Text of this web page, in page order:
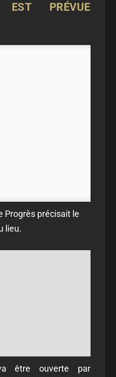
EST PRÉVUE
Progrès précisait le
lieu.
être ouverte par